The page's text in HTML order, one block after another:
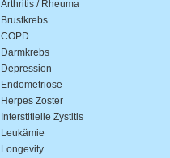
Arthritis / Rheuma
Brustkrebs
COPD
Darmkrebs
Depression
Endometriose
Herpes Zoster
Interstitielle Zystitis
Leukämie
Longevity